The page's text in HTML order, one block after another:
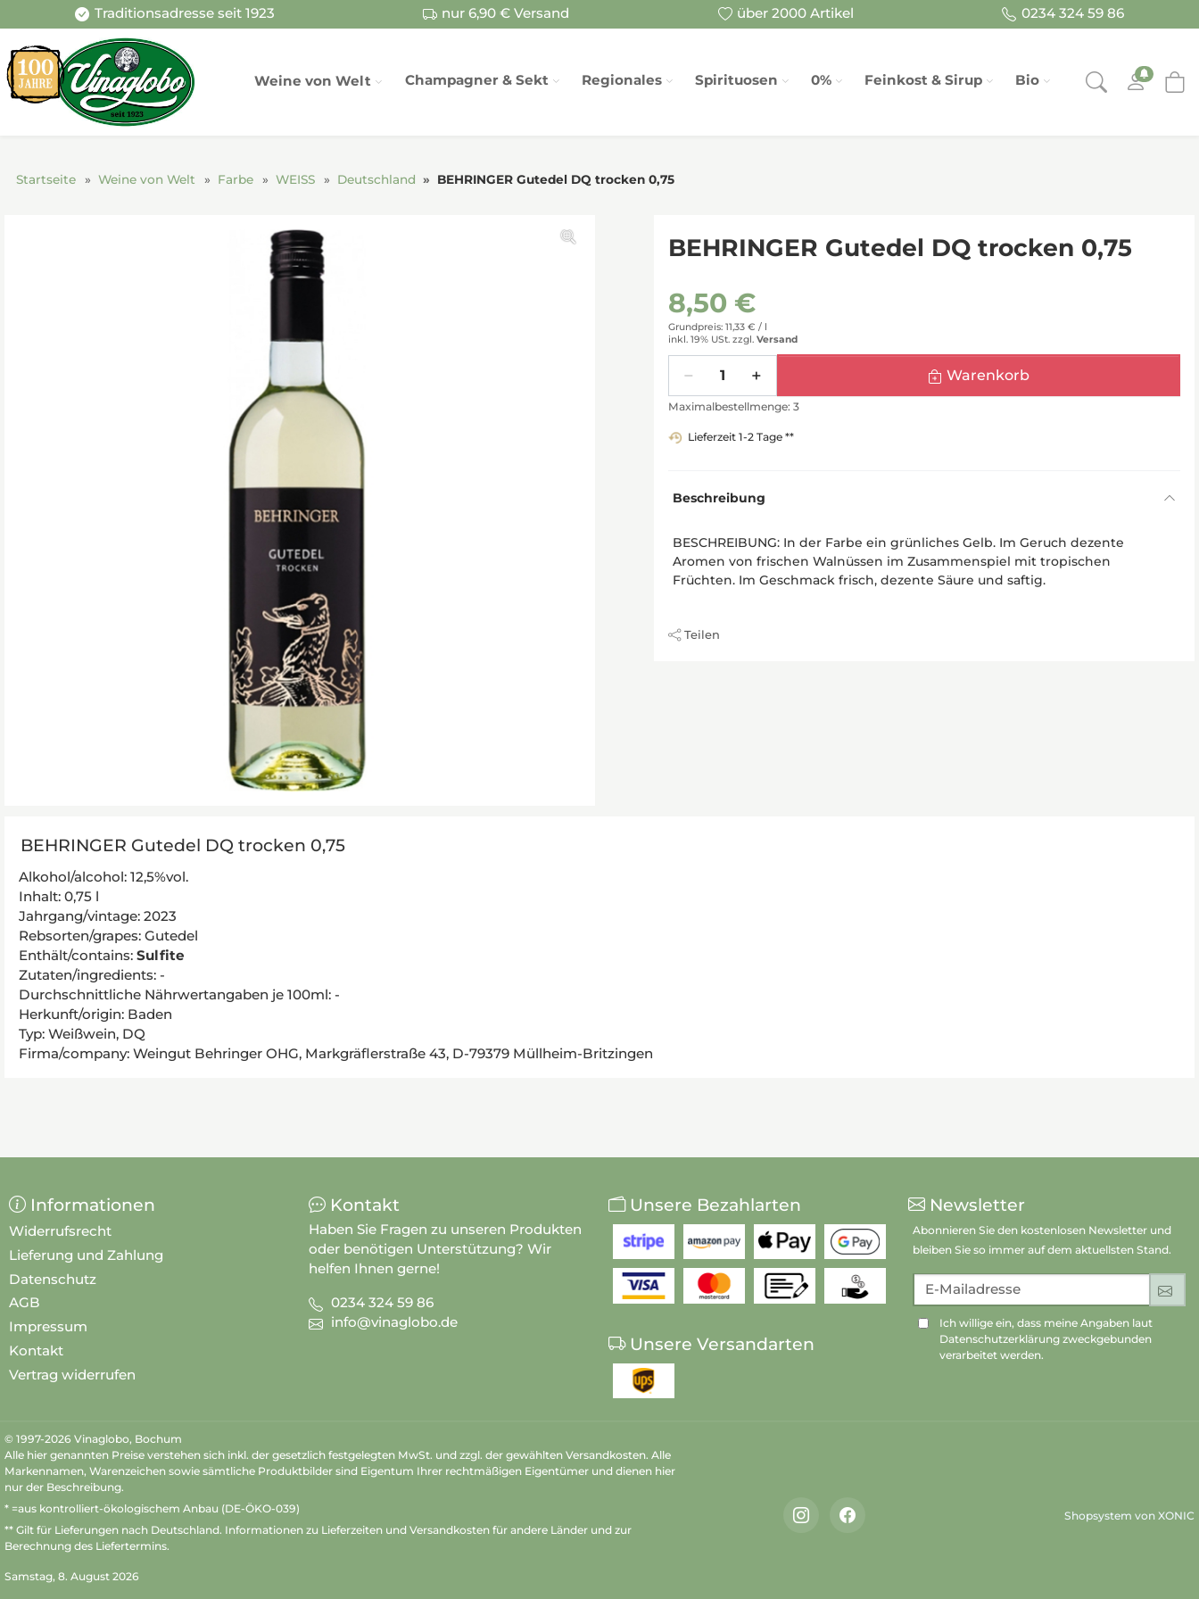
Traditionsadresse seit 1923 nur 6,90 € Versand über 2000 Artikel 0234 324 59 86
Weine von Welt Champagner & Sekt Regionales Spirituosen 0% Feinkost & Sirup Bio
Startseite Weine von Welt Farbe WEISS Deutschland BEHRINGER Gutedel DQ trocken 0,75
BEHRINGER Gutedel DQ trocken 0,75
8,50 €
Grundpreis: 11,33 € / l
inkl. 19% USt. zzgl. Versand
Warenkorb
Maximalbestellmenge: 3
Lieferzeit 1-2 Tage **
Beschreibung
BESCHREIBUNG: In der Farbe ein grünliches Gelb. Im Geruch dezente
Aromen von frischen Walnüssen im Zusammenspiel mit tropischen
Früchten. Im Geschmack frisch, dezente Säure und saftig.
Teilen
BEHRINGER Gutedel DQ trocken 0,75
Alkohol/alcohol: 12,5%vol.
Inhalt: 0,75 l
Jahrgang/vintage: 2023
Rebsorten/grapes: Gutedel
Enthält/contains: Sulfite
Zutaten/ingredients: -
Durchschnittliche Nährwertangaben je 100ml: -
Herkunft/origin: Baden
Typ: Weißwein, DQ
Firma/company: Weingut Behringer OHG, Markgräflerstraße 43, D-79379 Müllheim-Britzingen
Informationen
Widerrufsrecht
Lieferung und Zahlung
Datenschutz
AGB
Impressum
Kontakt
Vertrag widerrufen
Kontakt
Haben Sie Fragen zu unseren Produkten
oder benötigen Unterstützung? Wir
helfen Ihnen gerne!
0234 324 59 86
info@vinaglobo.de
Unsere Bezahlarten
Unsere Versandarten
Newsletter
Abonnieren Sie den kostenlosen Newsletter und
bleiben Sie so immer auf dem aktuellsten Stand.
E-Mailadresse
Ich willige ein, dass meine Angaben laut
Datenschutzerklärung zweckgebunden
verarbeitet werden.
© 1997-2026 Vinaglobo, Bochum
Alle hier genannten Preise verstehen sich inkl. der gesetzlich festgelegten MwSt. und zzgl. der gewählten Versandkosten. Alle
Markennamen, Warenzeichen sowie sämtliche Produktbilder sind Eigentum Ihrer rechtmäßigen Eigentümer und dienen hier
nur der Beschreibung.
* =aus kontrolliert-ökologischem Anbau (DE-ÖKO-039)
** Gilt für Lieferungen nach Deutschland. Informationen zu Lieferzeiten und Versandkosten für andere Länder und zur
Berechnung des Liefertermins.
Samstag, 8. August 2026
InstagramFacebook Shopsystem von XONIC